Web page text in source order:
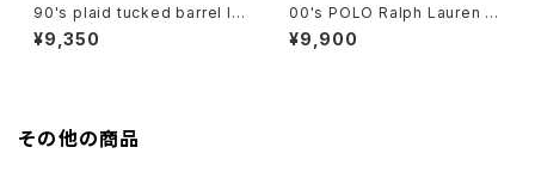
90's plaid tucked barrel le
g Pants
¥9,350
00's POLO Ralph Lauren b
eige cargo chino Shorts
¥9,900
その他の商品